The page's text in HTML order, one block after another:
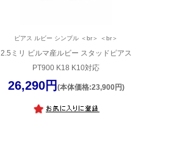
ピアス ルビー シンプル ＜br＞ ＜br＞
2.5ミリ ビルマ産ルビー スタッドピアス
PT900 K18 K10対応
26,290円 (本体価格:23,900円)